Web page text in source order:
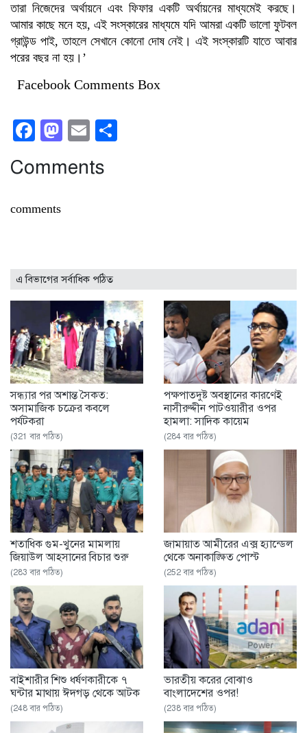
তারা নিজেদের অর্থায়নে এবং ফিফার একটি অর্থায়নের মাধ্যমেই করছে।
আমার কাছে মনে হয়, এই সংস্কারের মাধ্যমে যদি আমরা একটি ভালো ফুটবল
গ্রাউন্ড পাই, তাহলে সেখানে কোনো দোষ নেই। এই সংস্কারটি যাতে আবার
পরের বছর না হয়।’
Facebook Comments Box
Facebook
Mastodon
Email
Comments
comments
এ বিভাগের সর্বাধিক পঠিত
সন্ধ্যার পর অশান্ত সৈকত:
অসামাজিক চক্রের কবলে
পর্যটকরা
(321 বার পঠিত)
পক্ষপাতদুষ্ট অবস্থানের কারণেই
নাসীরুদ্দীন পাটওয়ারীর ওপর
হামলা: সাদিক কায়েম
(284 বার পঠিত)
শতাধিক গুম-খুনের মামলায়
জিয়াউল আহসানের বিচার শুরু
(283 বার পঠিত)
জামায়াত আমীরের এক্স হ্যান্ডেল
থেকে অনাকাঙ্ক্ষিত পোস্ট
(252 বার পঠিত)
বাইশারীর শিশু ধর্ষণকারীকে ৭
ঘন্টার মাথায় ঈদগড় থেকে আটক
(248 বার পঠিত)
ভারতীয় করের বোঝাও
বাংলাদেশের ওপর!
(238 বার পঠিত)